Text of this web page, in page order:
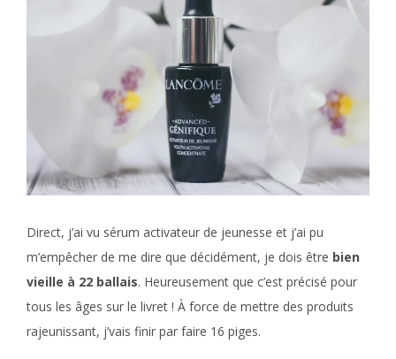
Direct, j’ai vu sérum activateur de jeunesse et j’ai pu
m’empêcher de me dire que décidément, je dois être bien
vieille à 22 ballais. Heureusement que c’est précisé pour
tous les âges sur le livret ! À force de mettre des produits
rajeunissant, j’vais finir par faire 16 piges.